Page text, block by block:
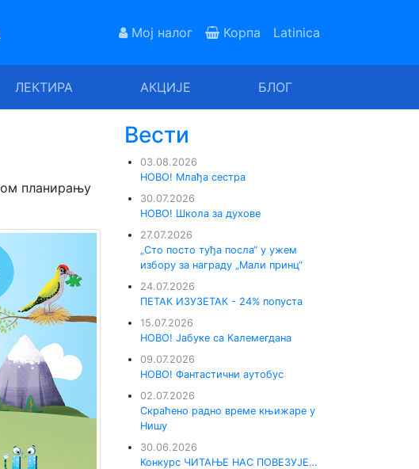
Мој налог Корпа Latinica
ЛЕКТИРА АКЦИЈЕ БЛОГ
планирању
Вести
03.08.2026
НОВО! Млађа сестра
30.07.2026
НОВО! Школа за духове
27.07.2026
„Сто посто туђа посла“ у ужем
избору за награду „Мали принц“
24.07.2026
ПЕТАК ИЗУЗЕТАК - 24% попуста
15.07.2026
НОВО! Јабуке са Калемегдана
09.07.2026
НОВО! Фантастични аутобус
02.07.2026
Скраћено радно време књижаре у
Нишу
30.06.2026
Конкурс ЧИТАЊЕ НАС ПОВЕЗУЈЕ…